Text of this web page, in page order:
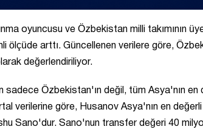
oyuncusu ve Özbekistan milli takımının
ölçüde arttı. Güncellenen verilere göre,
değerlendiriliyor.
sadece Özbekistan'ın değil, tüm Asya'nın en
verilerine göre, Husanov Asya'nın en değerli
Sano'dur. Sano'nun transfer değeri 40